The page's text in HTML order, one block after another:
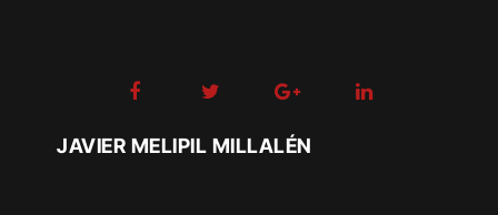
JAVIER MELIPIL MILLALÉN